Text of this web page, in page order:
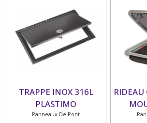
TRAPPE INOX 316L
PLASTIMO
Panneaux De Pont
RIDEAU